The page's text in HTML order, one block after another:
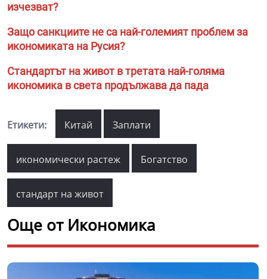
изчезват?
Защо санкциите не са най-големият проблем за
икономиката на Русия?
Стандартът на живот в третата най-голяма
икономика в света продължава да пада
Етикети: Китай Заплати
икономически растеж Богатство
стандарт на живот
Още от Икономика